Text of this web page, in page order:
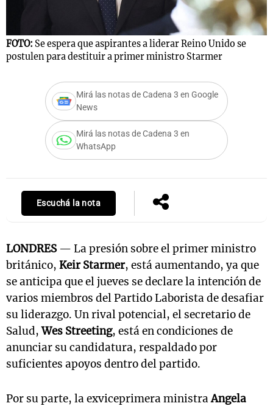
FOTO: Se espera que aspirantes a liderar Reino Unido se
postulen para destituir a primer ministro Starmer
Mirá las notas de Cadena 3 en Google
News
Mirá las notas de Cadena 3 en
WhatsApp
Escuchá la nota
LONDRES— La presión sobre el primer ministro
británico, Keir Starmer, está aumentando, ya que
se anticipa que el jueves se declare la intención de
varios miembros del Partido Laborista de desafiar
su liderazgo. Un rival potencial, el secretario de
Salud,Wes Streeting, está en condiciones de
anunciar su candidatura, respaldado por
suficientes apoyos dentro del partido.
Por su parte, la exviceprimera ministraAngela